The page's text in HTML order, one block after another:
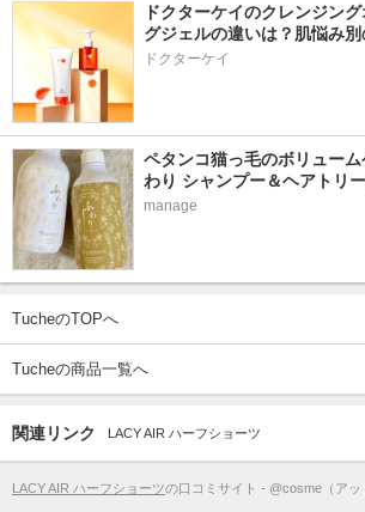
ドクターケイのクレンジン
グジェルの違いは？肌悩み
ドクターケイ
ペタンコ猫っ毛のボリュー
わり シャンプー＆ヘアトリ
manage
TucheのTOPへ
Tucheの商品一覧へ
関連リンク LACY AIR ハーフショーツ
LACY AIR ハーフショーツの口コミサイト - @cosme（アッ